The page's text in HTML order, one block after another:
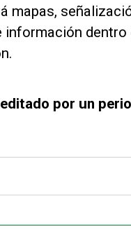
mapas,
dentro
por un